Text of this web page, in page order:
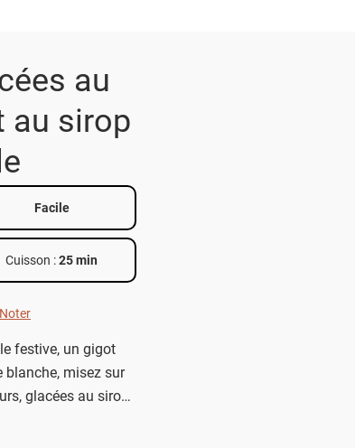
au
au sirop
Facile
Cuisson :25 min
Noter
festive, un gigot
misez sur
glacées au sirop
de fenouil.